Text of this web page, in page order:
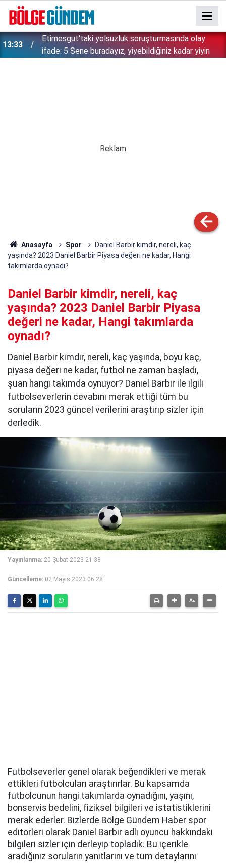
13:33
Etimesgut'taki yolsuzluk soruşturmasında olay
ifade: 5 Sene buradayız, yiyebildiğiniz kadar yiyin
12:43
Üsküdar Belediyesi'nde yer yerinden oynadı: 6
CHP'li AK Parti adayına oy verdi, ortalık karıştı!
Anasayfa Spor
Daniel Barbir kimdir, nereli, kaç
yaşında? 2023 Daniel Barbir Piyasa değeri ne kadar, Hangi
takımlarda oynadı?
Daniel Barbir kimdir, nereli, kaç
yaşında? 2023 Daniel Barbir Piyasa
değeri ne kadar, Hangi takımlarda
oynadı?
Daniel Barbir kimdir, nereli, kaç yaşında, boyu kaç,
piyasa değeri ne kadar, futbol ne zaman başladı,
şuan hangi takımda oynuyor? Daniel Barbir ile ilgili
futbolseverlerin cevabını merak ettiği tüm bu
soruların 2023 güncel verilerini araştırıp sizler için
derledik.
Yayınlanma: 20 Şubat 2023 21:38
Güncelleme: 02 Mayıs 2023 06:28
Futbolseverler genel olarak beğendikleri ve merak
ettikleri futbolcuları araştırırlar. Bu kapsamda
futbolcunun hangi takımlarda oynadığını, yaşını,
bonservis bedelini, fiziksel bilgileri ve istatistiklerini
merak ederler. Bizlerde Bölge Gündem Haber spor
editörleri olarak Daniel Barbir adlı oyuncu hakkındaki
bilgileri sizler için derleyip topladık. Bu içerikle
aradığınız soruların yanıtlarını ve tüm detaylarını